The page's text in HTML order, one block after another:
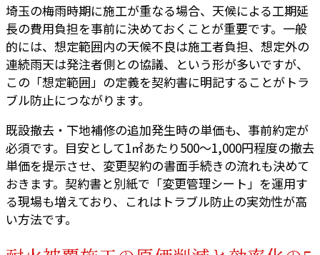
埼玉の梅雨時期に施工が重なる場合、天候による工期延
長の費用負担を事前に決めておくことが重要です。一般
的には、想定範囲内の天候不良は施工者負担、想定外の
連続雨天は発注者側との協議、という形が多いですが、
この「想定範囲」の定義を契約書に明記することがトラ
ブル防止につながります。
既設撤去・下地補修の追加発生時の単価も、事前約定が
必須です。目安として1㎡あたり500〜1,000円程度の撤去
単価を提示させ、変更契約の書面手続きの流れも決めて
おきます。契約書と別紙で「変更管理シート」を運用す
る現場も増えており、これはトラブル防止の実効性が高
い方法です。